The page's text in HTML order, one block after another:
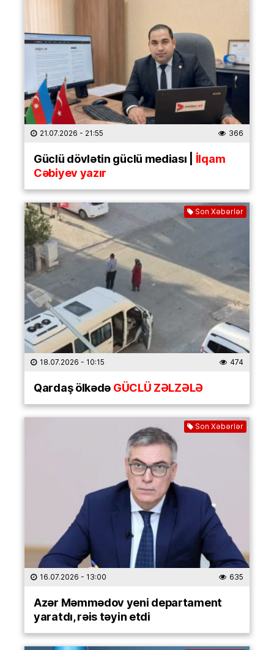
21.07.2026 - 21:55 366
Güclü dövlətin güclü mediası | İlqam
Cəbiyev yazır
Son Xəbərlər
18.07.2026 - 10:15 474
Qardaş ölkədəGÜCLÜ ZƏLZƏLƏ
Son Xəbərlər
16.07.2026 - 13:00 635
Azər Məmmədov yeni departament
yaratdı, rəis təyin etdi